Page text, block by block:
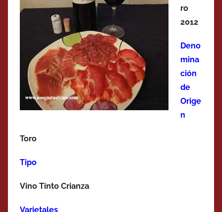
ro
2012
Deno
mina
ción
de
Orige
n
Toro
Tipo
Vino Tinto Crianza
Varietales